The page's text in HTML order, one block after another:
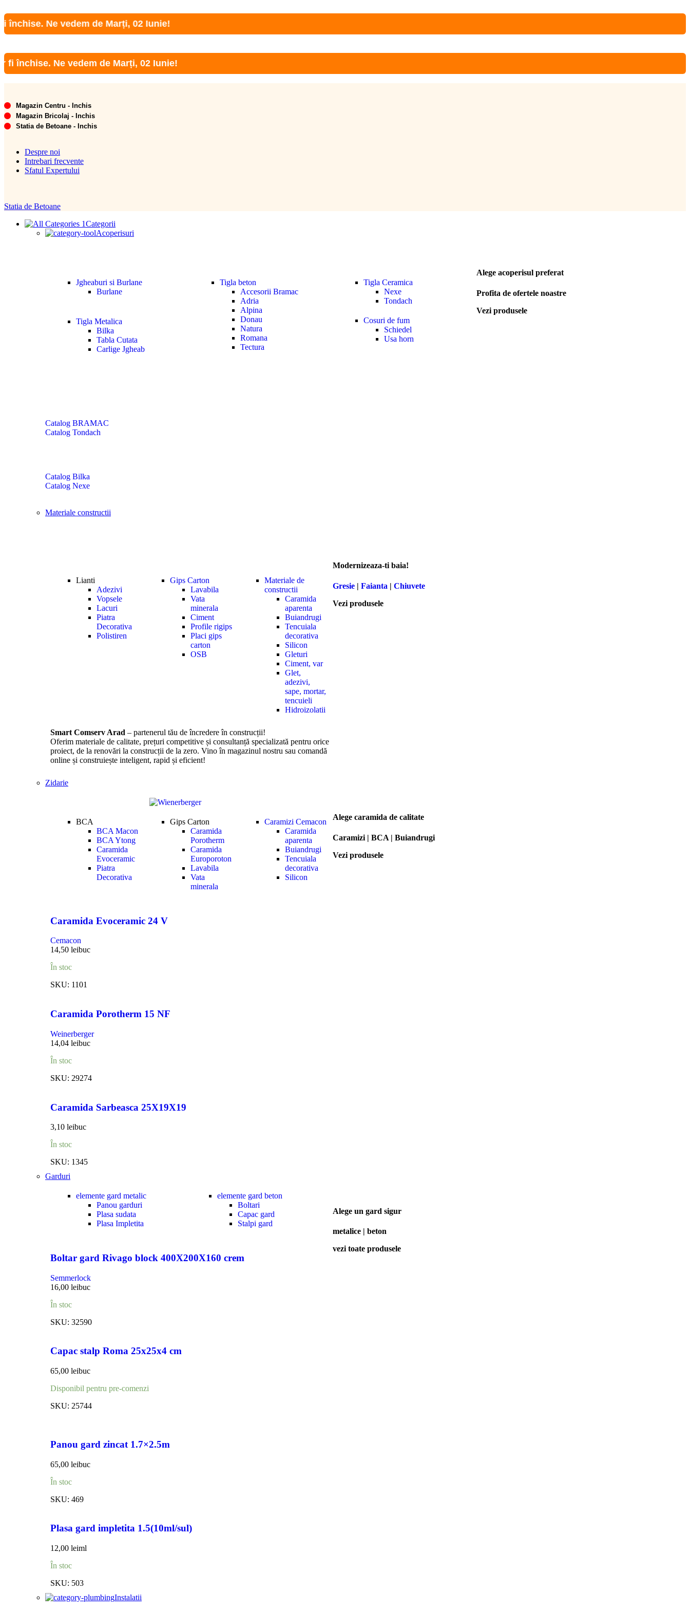
Ne vedem de Marți, 02 Iunie!
Ne vedem de Marți, 02 Iunie!
Magazin Centru - Inchis
Magazin Bricolaj - Inchis
Statia de Betoane - Inchis
Despre noi
Intrebari frecvente
Sfatul Expertului
Statia de Betoane
Categorii
Acoperisuri
Jgheaburi si Burlane
Burlane
Tigla Metalica
Bilka
Tabla Cutata
Carlige Jgheab
Tigla beton
Accesorii Bramac
Adria
Alpina
Donau
Natura
Romana
Tectura
Tigla Ceramica
Nexe
Tondach
Cosuri de fum
Schiedel
Usa horn
Alege acoperisul preferat
Profita de ofertele noastre
Vezi produsele
Catalog BRAMAC
Catalog Tondach
Catalog Bilka
Catalog Nexe
Materiale constructii
Lianti
Adezivi
Vopsele
Lacuri
Piatra
Decorativa
Polistiren
Gips Carton
Lavabila
Vata
minerala
Ciment
Profile rigips
Placi gips
carton
OSB
Materiale de
constructii
Caramida
aparenta
Buiandrugi
Tencuiala
decorativa
Silicon
Gleturi
Ciment, var
Glet,
adezivi,
sape, mortar,
tencuieli
Hidroizolatii
Smart Comserv Arad – partenerul tău de încredere în construcții!
Oferim materiale de calitate, prețuri competitive și consultanță specializată pentru orice
proiect, de la renovări la construcții de la zero. Vino în magazinul nostru sau comandă
online și construiește inteligent, rapid și eficient!
Modernizeaza-ti baia!
Gresie | Faianta | Chiuvete
Vezi produsele
Zidarie
BCA
BCA Macon
BCA Ytong
Caramida
Evoceramic
Piatra
Decorativa
Gips Carton
Caramida
Porotherm
Caramida
Europoroton
Lavabila
Vata
minerala
Caramizi Cemacon
Caramida
aparenta
Buiandrugi
Tencuiala
decorativa
Silicon
Caramida Evoceramic 24 V
Cemacon
14,50 leibuc
În stoc
SKU: 1101
Caramida Porotherm 15 NF
Weinerberger
14,04 leibuc
În stoc
SKU: 29274
Caramida Sarbeasca 25X19X19
3,10 leibuc
În stoc
SKU: 1345
Alege caramida de calitate
Caramizi | BCA | Buiandrugi
Vezi produsele
Garduri
elemente gard metalic
Panou garduri
Plasa sudata
Plasa Impletita
elemente gard beton
Boltari
Capac gard
Stalpi gard
Boltar gard Rivago block 400X200X160 crem
Semmerlock
16,00 leibuc
În stoc
SKU: 32590
Capac stalp Roma 25x25x4 cm
65,00 leibuc
Disponibil pentru pre-comenzi
SKU: 25744
Panou gard zincat 1.7×2.5m
65,00 leibuc
În stoc
SKU: 469
Plasa gard impletita 1.5(10ml/sul)
12,00 leiml
În stoc
SKU: 503
Alege un gard sigur
metalice | beton
vezi toate produsele
Instalatii